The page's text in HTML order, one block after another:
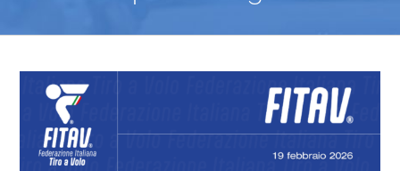
Ingrandisci
immagine